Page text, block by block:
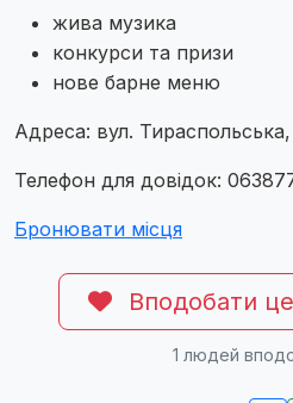
жива музика
конкурси та призи
нове барне меню
Адреса: вул.
Телефон для довідок:
Бронювати місця
Вподобати
1 людей